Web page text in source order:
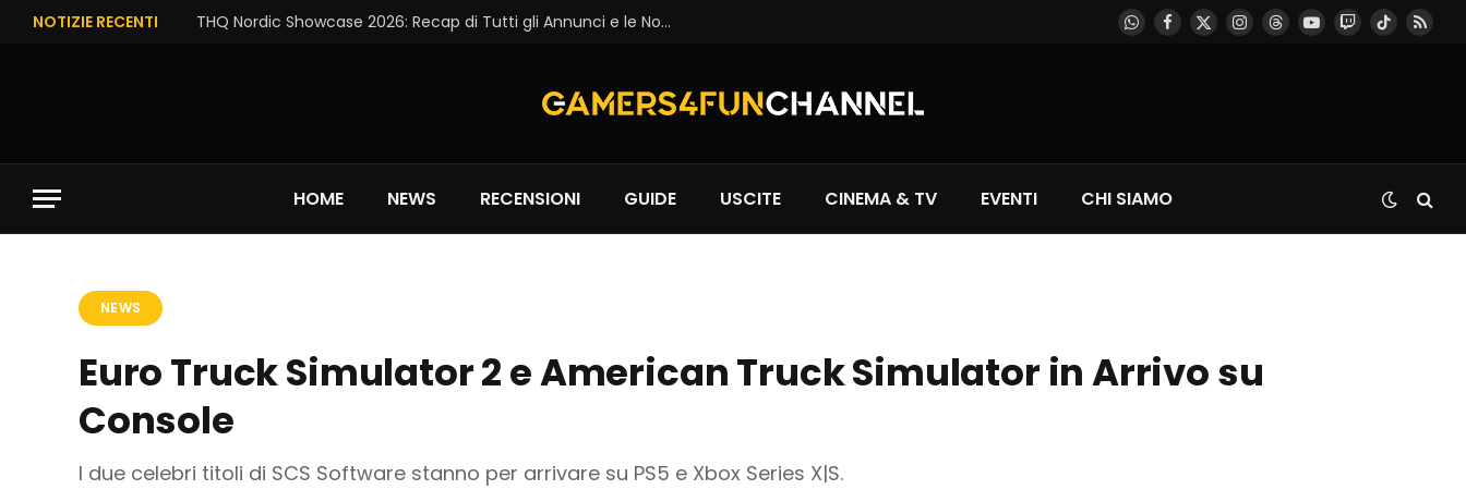
NOTIZIE RECENTI THQ Nordic Showcase 2026: Recap di Tutti gli Annunci e le Novità WhatsApp
Facebook
X
Instagram
ThreadsYouTube
TwitchTikTok
RSS
HOME NEWS RECENSIONI GUIDE USCITE CINEMA & TV EVENTI CHI SIAMO
NEWS
Euro Truck Simulator 2 e American Truck Simulator in Arrivo su
Console
I due celebri titoli di SCS Software stanno per arrivare su PS5 e Xbox Series X|S.